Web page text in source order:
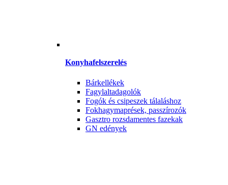
Konyhafelszerelés
Bárkellékek
Fagylaltadagolók
Fogók és csipeszek tálaláshoz
Fokhagymaprések, passzírozók
Gasztro rozsdamentes fazekak
GN edények